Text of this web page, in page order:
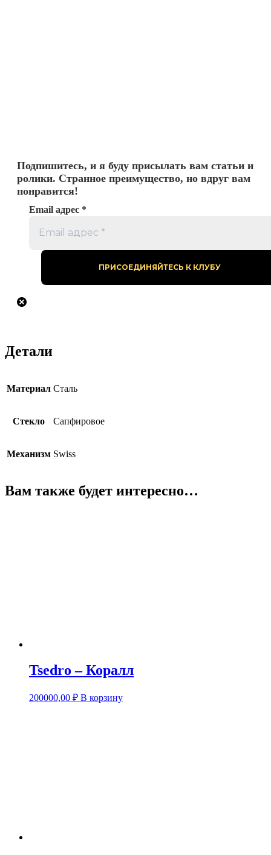
Подпишитесь, и я буду присылать вам статьи и
ролики. Странное преимущество, но вдруг вам
понравится!
Email адрес *
Детали
Материал Сталь
Стекло Сапфировое
Механизм Swiss
Вам также будет интересно…
Tsedro – Коралл
200000,00 ₽ В корзину